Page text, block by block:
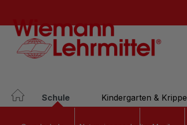
Schule Kindergarten & Krippe